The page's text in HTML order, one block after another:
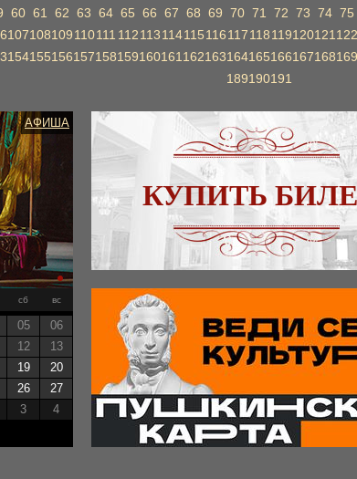
60 61 62 63 64 65 66 67 68 69 70 71 72 73 74 75
107108109110111 112113114115116117118119120121 122
154155156157158159160161 162163164165166167168169
189190191
АФИША
сб вс
05
06
12
13
19
20
26
27
3 4
КУПИТЬ